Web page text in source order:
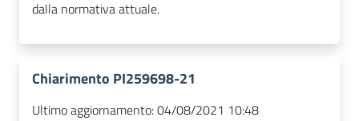
dalla normativa attuale.
Chiarimento PI259698-21
Ultimo aggiornamento:04/08/2021 10:48